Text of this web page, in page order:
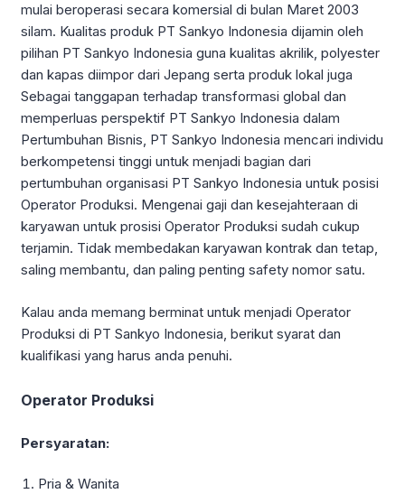
mulai beroperasi secara komersial di bulan Maret 2003
silam. Kualitas produk PT Sankyo Indonesia dijamin oleh
pilihan PT Sankyo Indonesia guna kualitas akrilik, polyester
dan kapas diimpor dari Jepang serta produk lokal juga
Sebagai tanggapan terhadap transformasi global dan
memperluas perspektif PT Sankyo Indonesia dalam
Pertumbuhan Bisnis, PT Sankyo Indonesia mencari individu
berkompetensi tinggi untuk menjadi bagian dari
pertumbuhan organisasi PT Sankyo Indonesia untuk posisi
Operator Produksi. Mengenai gaji dan kesejahteraan di
karyawan untuk prosisi Operator Produksi sudah cukup
terjamin. Tidak membedakan karyawan kontrak dan tetap,
saling membantu, dan paling penting safety nomor satu.
Kalau anda memang berminat untuk menjadi Operator
Produksi di PT Sankyo Indonesia, berikut syarat dan
kualifikasi yang harus anda penuhi.
Operator Produksi
Persyaratan:
Pria & Wanita